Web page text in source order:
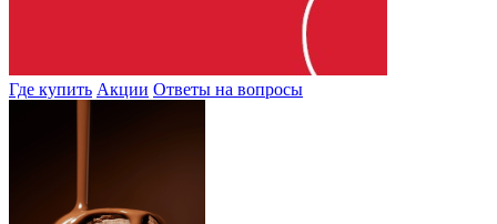
Где купить Акции Ответы на вопросы